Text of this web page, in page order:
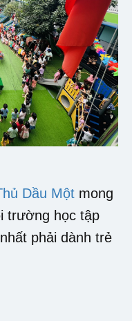
Dầu Một mong
trường học tập
phải dành trẻ